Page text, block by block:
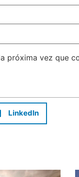
próxima vez que
LinkedIn